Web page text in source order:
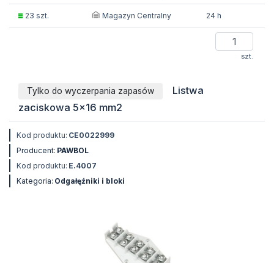
23 szt. Magazyn Centralny 24 h
szt.
Tylko do wyczerpania zapasów
Listwa
zaciskowa 5x16 mm2
Kod produktu: CE0022999
Producent: PAWBOL
Kod produktu: E.4007
Kategoria: Odgałęźniki i bloki